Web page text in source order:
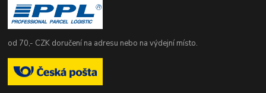
od 70,- CZK doručení na adresu nebo na výdejní místo.